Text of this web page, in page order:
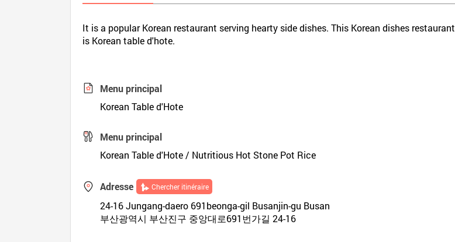
It is a popular Korean restaurant serving hearty side dishes. This Korean dishes
is Korean table d'hote.
Menu principal
Korean Table d'Hote
Menu principal
Korean Table d'Hote / Nutritious Hot Stone Pot Rice
Adresse Chercher itinéraire
24-16 Jungang-daero 691beonga-gil Busanjin-gu Busan
부산광역시 부산진구 중앙대로691번가길 24-16